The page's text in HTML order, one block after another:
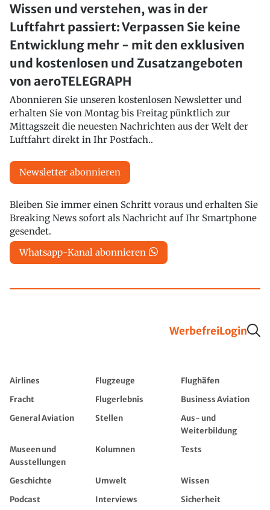
Wissen und verstehen, was in der
Luftfahrt passiert: Verpassen Sie keine
Entwicklung mehr - mit den exklusiven
und kostenlosen und Zusatzangeboten
von aeroTELEGRAPH
Abonnieren Sie unseren kostenlosen Newsletter und
erhalten Sie von Montag bis Freitag pünktlich zur
Mittagszeit die neuesten Nachrichten aus der Welt der
Luftfahrt direkt in Ihr Postfach..
Newsletter abonnieren
Bleiben Sie immer einen Schritt voraus und erhalten Sie
Breaking News sofort als Nachricht auf Ihr Smartphone
gesendet.
Whatsapp-Kanal abonnieren
WerbefreiLogin
Airlines Flugzeuge
Flughäfen
Fracht
Flugerlebnis
Business Aviation
General Aviation
Stellen
Aus- und
Weiterbildung
Museen und
Ausstellungen
Kolumnen Tests
Geschichte Umwelt
Wissen
Podcast
Interviews
Sicherheit